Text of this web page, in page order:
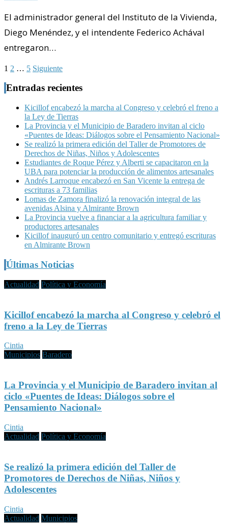
El administrador general del Instituto de la Vivienda,
Diego Menéndez, y el intendente Federico Achával
entregaron…
Paginación
de
entradas
1 2 … 5 Siguiente
Entradas recientes
Kicillof encabezó la marcha al Congreso y celebró el freno a
la Ley de Tierras
La Provincia y el Municipio de Baradero invitan al ciclo
«Puentes de Ideas: Diálogos sobre el Pensamiento Nacional»
Se realizó la primera edición del Taller de Promotores de
Derechos de Niñas, Niños y Adolescentes
Estudiantes de Roque Pérez y Alberti se capacitaron en la
UBA para potenciar la producción de alimentos artesanales
Andrés Larroque encabezó en San Vicente la entrega de
escrituras a 73 familias
Lomas de Zamora finalizó la renovación integral de las
avenidas Alsina y Almirante Brown
La Provincia vuelve a financiar a la agricultura familiar y
productores artesanales
Kicillof inauguró un centro comunitario y entregó escrituras
en Almirante Brown
Últimas Noticias
Actualidad Política y Economía
Kicillof encabezó la marcha al Congreso y celebró el
freno a la Ley de Tierras
Cintia
Municipios Baradero
La Provincia y el Municipio de Baradero invitan al
ciclo «Puentes de Ideas: Diálogos sobre el
Pensamiento Nacional»
Cintia
Actualidad Política y Economía
Se realizó la primera edición del Taller de
Promotores de Derechos de Niñas, Niños y
Adolescentes
Cintia
Actualidad Municipios